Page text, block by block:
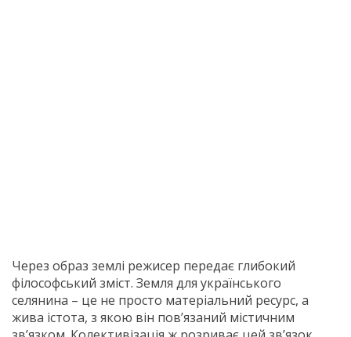
Через образ землі режисер передає глибокий
філософський зміст. Земля для українського
селянина – це не просто матеріальний ресурс, а
жива істота, з якою він пов’язаний містичним